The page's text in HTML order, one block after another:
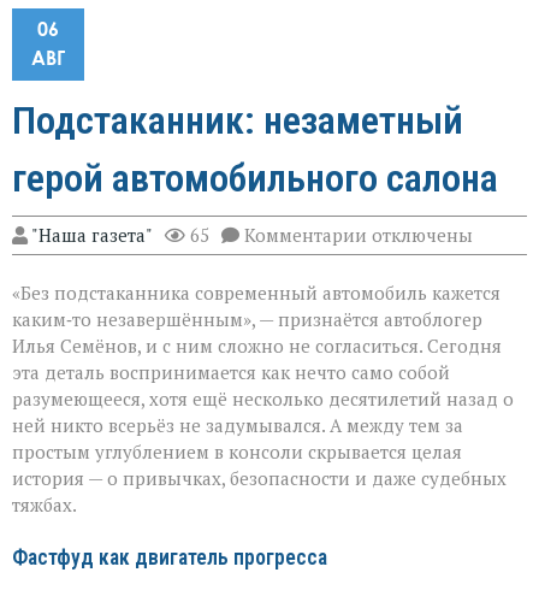
06
АВГ
Подстаканник: незаметный
герой автомобильного салона
"Наша газета" 65 Комментарии к
записи
незаметный
герой
автомобильного
салона
отключены
«Без подстаканника современный автомобиль кажется
каким‑то незавершённым», — признаётся автоблогер
Илья Семёнов, и с ним сложно не согласиться. Сегодня
эта деталь воспринимается как нечто само собой
разумеющееся, хотя ещё несколько десятилетий назад о
ней никто всерьёз не задумывался. А между тем за
простым углублением в консоли скрывается целая
история — о привычках, безопасности и даже судебных
тяжбах.
Фастфуд как двигатель прогресса